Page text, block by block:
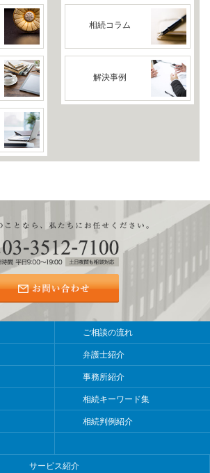
相続コラム
解決事例
ご相談の流れ
弁護士紹介
事務所紹介
相続キーワード集
相続判例紹介
サービス紹介